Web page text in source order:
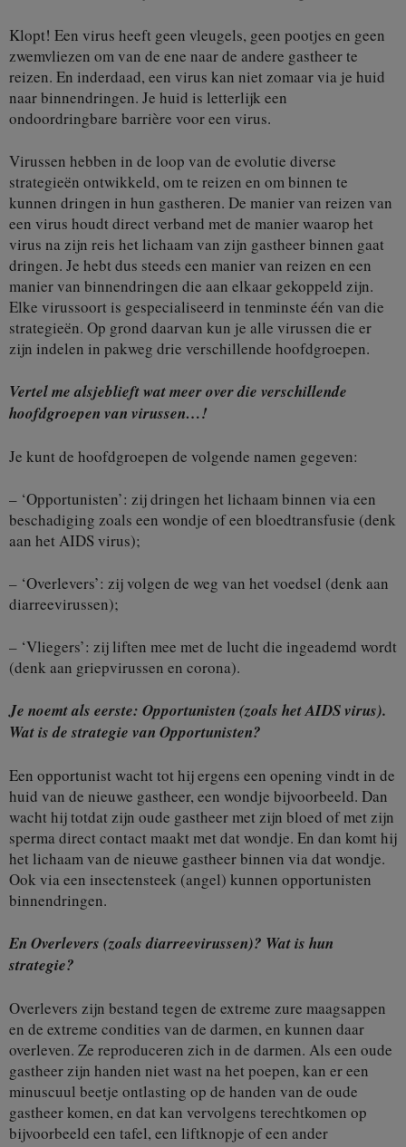
Klopt! Een virus heeft geen vleugels, geen pootjes en geen
zwemvliezen om van de ene naar de andere gastheer te
reizen. En inderdaad, een virus kan niet zomaar via je huid
naar binnendringen. Je huid is letterlijk een
ondoordringbare barrière voor een virus.
Virussen hebben in de loop van de evolutie diverse
strategieën ontwikkeld, om te reizen en om binnen te
kunnen dringen in hun gastheren. De manier van reizen van
een virus houdt direct verband met de manier waarop het
virus na zijn reis het lichaam van zijn gastheer binnen gaat
dringen. Je hebt dus steeds een manier van reizen en een
manier van binnendringen die aan elkaar gekoppeld zijn.
Elke virussoort is gespecialiseerd in tenminste één van die
strategieën. Op grond daarvan kun je alle virussen die er
zijn indelen in pakweg drie verschillende hoofdgroepen.
Vertel me alsjeblieft wat meer over die verschillende
hoofdgroepen van virussen…!
Je kunt de hoofdgroepen de volgende namen gegeven:
– ‘Opportunisten’: zij dringen het lichaam binnen via een
beschadiging zoals een wondje of een bloedtransfusie (denk
aan het AIDS virus);
– ‘Overlevers’: zij volgen de weg van het voedsel (denk aan
diarreevirussen);
– ‘Vliegers’: zij liften mee met de lucht die ingeademd wordt
(denk aan griepvirussen en corona).
Je noemt als eerste: Opportunisten (zoals het AIDS virus).
Wat is de strategie van Opportunisten?
Een opportunist wacht tot hij ergens een opening vindt in de
huid van de nieuwe gastheer, een wondje bijvoorbeeld. Dan
wacht hij totdat zijn oude gastheer met zijn bloed of met zijn
sperma direct contact maakt met dat wondje. En dan komt hij
het lichaam van de nieuwe gastheer binnen via dat wondje.
Ook via een insectensteek (angel) kunnen opportunisten
binnendringen.
En Overlevers (zoals diarreevirussen)? Wat is hun
strategie?
Overlevers zijn bestand tegen de extreme zure maagsappen
en de extreme condities van de darmen, en kunnen daar
overleven. Ze reproduceren zich in de darmen. Als een oude
gastheer zijn handen niet wast na het poepen, kan er een
minuscuul beetje ontlasting op de handen van de oude
gastheer komen, en dat kan vervolgens terechtkomen op
bijvoorbeeld een tafel, een liftknopje of een ander